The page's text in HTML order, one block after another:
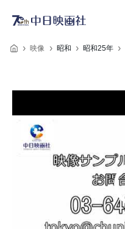
映像 昭和 昭和25年